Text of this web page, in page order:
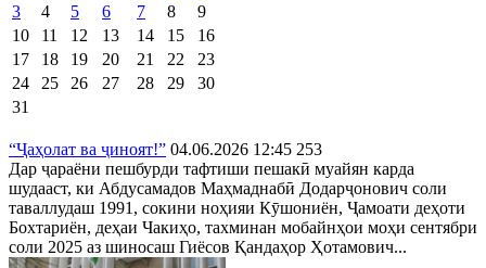
3
4 5 6 7 8
9
10
11 12 13 14 15
16
17
18 19 20 21 22
23
24
25 26 27 28 29
30
31
“Ҷаҳолат ва ҷиноят!” 04.06.2026 12:45 253
Дар ҷараёни пешбурди тафтиши пешакӣ муайян карда
шудааст, ки Абдусамадов Маҳмаднабӣ Додарҷонович соли
таваллудаш 1991, сокини ноҳияи Кӯшониён, Ҷамоати деҳоти
Бохтариён, деҳаи Чакиҳо, тахминан мобайнҳои моҳи сентябри
соли 2025 аз шиносаш Гиёсов Қандаҳор Ҳотамович...